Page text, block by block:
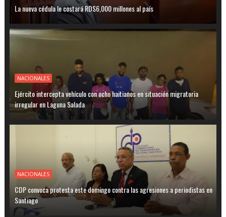
La nueva cédula le costará RD$6,000 millones al país
NACIONALES
Ejército intercepta vehículo con ocho haitianos en situación migratoria
irregular en Laguna Salada
NACIONALES
CDP convoca protesta este domingo contra las agresiones a periodistas en
Santiago